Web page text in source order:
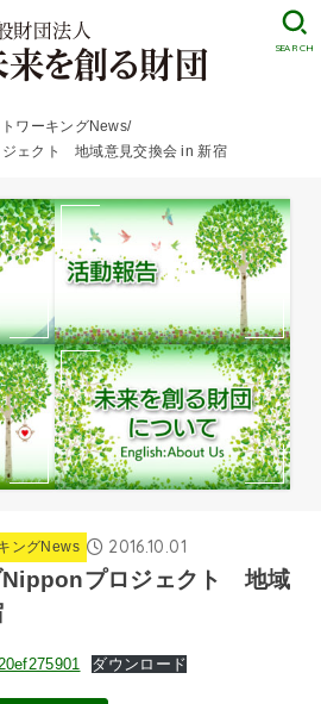
SEARCH
ワーキングNews
ェクト 地域意見交換会 in 新宿
ングNews 2016.10.01
Nipponプロジェクト 地域
ダウンロード